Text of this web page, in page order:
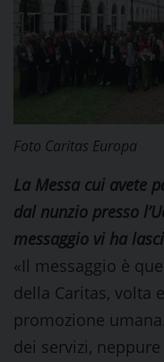
Foto Caritas Europa
La Messa cui avete
dal nunzio presso
messaggio vi ha
«Il messaggio è
della Caritas, volta
promozione
dei servizi,